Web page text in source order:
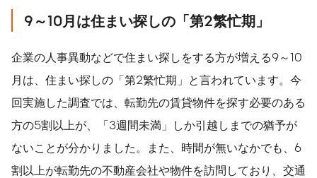
9 ～10月は住まい探しの「第2繁忙期」
企業の人事異動などで住まい探しをする方が増える9～10
月は、住まい探しの「第2繁忙期」と言われています。今
回実施した調査では、転勤先の賃貸物件を探す必要のある
方の5割以上が、「3週間未満」しか引越しまでの猶予が
ないことが分かりました。また、時間が無いなかでも、6
割以上が転勤先の不動産会社や物件を訪問しており、交通